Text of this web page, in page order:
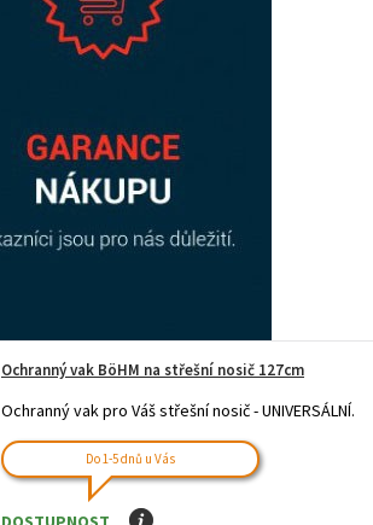
Ochranný vak BöHM na střešní nosič 127cm
Ochranný vak pro Váš střešní nosič - UNIVERSÁLNÍ.
Do 1-5 dnů u Vás